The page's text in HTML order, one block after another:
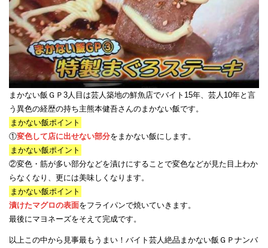
まかない飯ＧＰ3人目は芸人築地の鮮魚店でバイト15年、芸人10年と言
う異色の経歴の持ち主熊本健吾さんのまかない飯です。
まかない飯ポイント
①変色して店に出せない部分をまかない飯にします。
まかない飯ポイント
②変色・筋が多い部分などを漬けにすることで変色などが見た目上わか
らなくなり、更には美味しくなります。
まかない飯ポイント
漬けたマグロの表面をフライパンで焼いていきます。
最後にマヨネーズをそえて完成です。
以上この中から見事最もうまい！バイト芸人絶品まかない飯ＧＰナンバ